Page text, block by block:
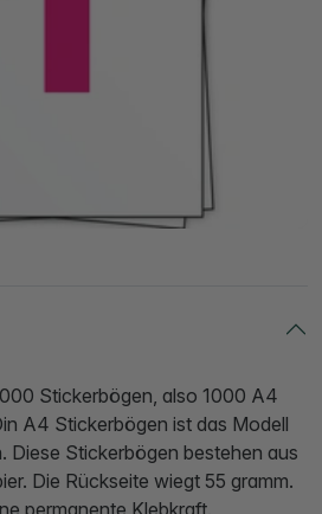
Stickerbögen, also 1000 A4
A4 Stickerbögen ist das Modell
Diese Stickerbögen bestehen aus
Die Rückseite wiegt 55 gramm.